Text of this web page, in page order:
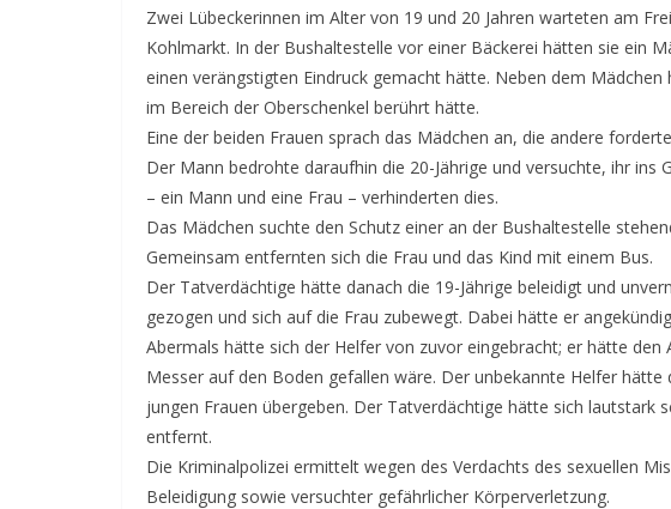
Zwei Lübeckerinnen im Alter von 19 und 20 Jahren warteten am
Kohlmarkt. In der Bushaltestelle vor einer Bäckerei hätten sie ein
einen verängstigten Eindruck gemacht hätte. Neben dem
im Bereich der Oberschenkel berührt hätte.
Eine der beiden Frauen sprach das Mädchen an, die andere
Der Mann bedrohte daraufhin die 20-Jährige und versuchte, ihr ins
– ein Mann und eine Frau – verhinderten dies.
Das Mädchen suchte den Schutz einer an der Bushaltestelle
Gemeinsam entfernten sich die Frau und das Kind mit einem Bus.
Der Tatverdächtige hätte danach die 19-Jährige beleidigt und
gezogen und sich auf die Frau zubewegt. Dabei hätte er
Abermals hätte sich der Helfer von zuvor eingebracht; er hätte den
Messer auf den Boden gefallen wäre. Der unbekannte Helfer
jungen Frauen übergeben. Der Tatverdächtige hätte sich lautstark
entfernt.
Die Kriminalpolizei ermittelt wegen des Verdachts des sexuellen
Beleidigung sowie versuchter gefährlicher Körperverletzung.